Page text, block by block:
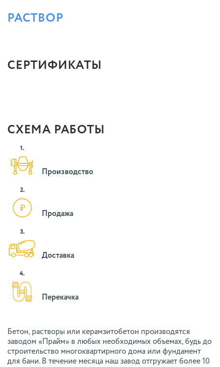
РАСТВОР
СЕРТИФИКАТЫ
СХЕМА РАБОТЫ
1.
Производство
2.
Продажа
3.
Доставка
4.
Перекачка
Бетон, растворы или керамзитобетон производятся
заводом «Прайм» в любых необходимых объемах, будь до
строительство многоквартирного дома или фундамент
для бани. В течение месяца наш завод отгружает более 10